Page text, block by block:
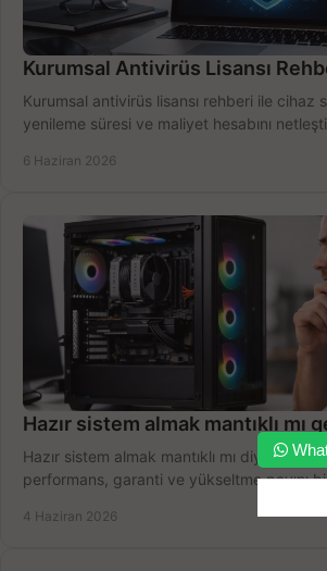
Kurumsal Antivirüs Lisansı
Kurumsal antivirüs lisansı rehberi ile cihaz
yenileme süresi ve maliyet hesabını
6 Haziran 2026
Hazır sistem almak mantıklı mı
Hazır sistem almak mantıklı mı diye
performans, garanti ve yükseltme payını
4 Haziran 2026